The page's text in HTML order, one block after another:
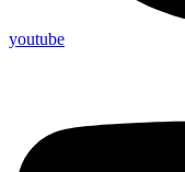
youtube